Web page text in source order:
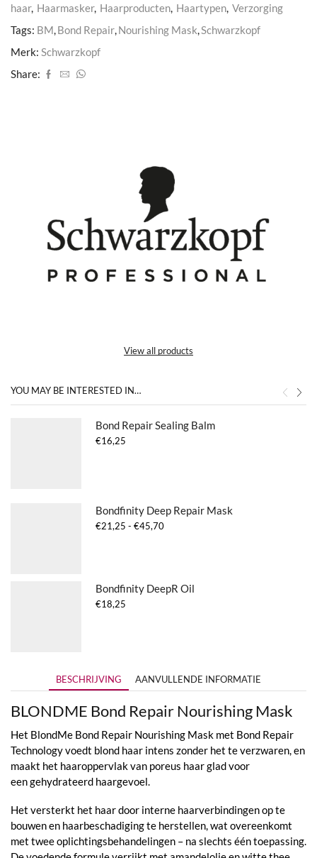
haar, Haarmasker, Haarproducten, Haartypen, Verzorging
Tags: BM,Bond Repair,Nourishing Mask,Schwarzkopf
Merk: Schwarzkopf
Share:
View all products
YOU MAY BE INTERESTED IN…
Bond Repair Sealing Balm
€16,25
Bondfinity Deep Repair Mask
€21,25 - €45,70Prijsklasse:
Bondfinity DeepR Oil
€18,25
BESCHRIJVING AANVULLENDE INFORMATIE
BLONDME Bond Repair Nourishing Mask
Het BlondMe Bond Repair Nourishing Mask met Bond Repair
Technology voedt blond haar intens zonder het te verzwaren, en
maakt het haaroppervlak van poreus haar glad voor
een gehydrateerd haargevoel.
Het versterkt het haar door interne haarverbindingen op te
bouwen en haarbeschadiging te herstellen, wat overeenkomt
met twee oplichtingsbehandelingen – na slechts één toepassing.